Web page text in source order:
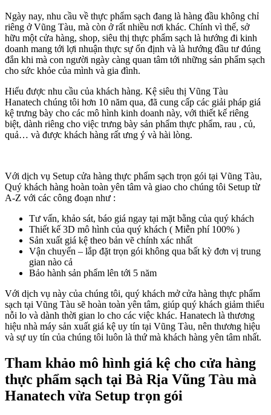
Ngày nay, nhu cầu về thực phẩm sạch đang là hàng đầu không chỉ
riêng ở Vũng Tàu, mà còn ở rất nhiều nơi khác. Chính vì thế, sở
hữu một cửa hàng, shop, siêu thị thực phẩm sạch là hướng đi kinh
doanh mang tới lợi nhuận thực sự ổn định và là hướng đầu tư đúng
đắn khi mà con người ngày càng quan tâm tới những sản phẩm sạch
cho sức khỏe của mình và gia đình.
Hiểu được nhu cầu của khách hàng. Kệ siêu thị Vũng Tàu
Hanatech chúng tôi hơn 10 năm qua, đã cung cấp các giải pháp giá
kệ trưng bày cho các mô hình kinh doanh này, với thiết kế riêng
biệt, dành riêng cho việc trưng bày sản phẩm thực phẩm, rau , củ,
quả… và được khách hàng rất ưng ý và hài lòng.
Với dịch vụ Setup cửa hàng thực phẩm sạch trọn gói tại Vũng Tàu,
Quý khách hàng hoàn toàn yên tâm và giao cho chúng tôi Setup từ
A-Z với các công đoạn như :
Tư vấn, khảo sát, báo giá ngay tại mặt bằng của quý khách
Thiết kế 3D mô hình của quý khách ( Miễn phí 100% )
Sản xuất giá kệ theo bản vẽ chính xác nhất
Vận chuyển – lắp đặt trọn gói không qua bất kỳ đơn vị trung
gian nào cả
Bảo hành sản phẩm lên tới 5 năm
Với dịch vụ này của chúng tôi, quý khách mở cửa hàng thực phẩm
sạch tại Vũng Tàu sẽ hoàn toàn yên tâm, giúp quý khách giảm thiểu
nỗi lo và dành thời gian lo cho các việc khác. Hanatech là thương
hiệu nhà máy sản xuất giá kệ uy tín tại Vũng Tàu, nên thương hiệu
và sự uy tín của chúng tôi luôn là thứ mà khách hàng yên tâm nhất.
Tham khảo mô hình giá kệ cho cửa hàng
thực phẩm sạch tại Bà Rịa Vũng Tàu mà
Hanatech vừa Setup trọn gói